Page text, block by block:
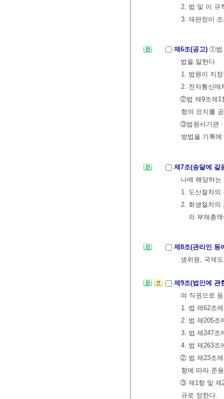
2. 법 및 이 규
3. 재판장이
제6조(공고) ①법
법을 말한다.
1. 법원이 지
2. 전자통신매
②법 제9조제1
항의 요지를
③법원서기관
방법을 기록
제7조(송달에 갈
나에 해당하는
1. 도산절차의
2. 회생절차의
의 부채총
제8조(관리인 등
생위원, 국제
제9조(법인에 관
여 직권으로
1. 법 제62조
2. 법 제205조
3. 법 제247조
4. 법 제263조
② 법 제23조제
항에 따라 준
③ 제1항 및 제
규로 정한다.